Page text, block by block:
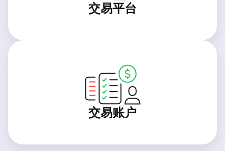
交易平台
交易账户